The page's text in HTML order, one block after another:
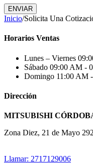
Inicio/Solicita Una
Horarios Ventas
Lunes – Viernes
Sábado 09:00 AM -
Domingo 11:00 AM
Dirección
MITSUBISHI
Zona Diez, 21 de Mayo
Llamar: 2717129006